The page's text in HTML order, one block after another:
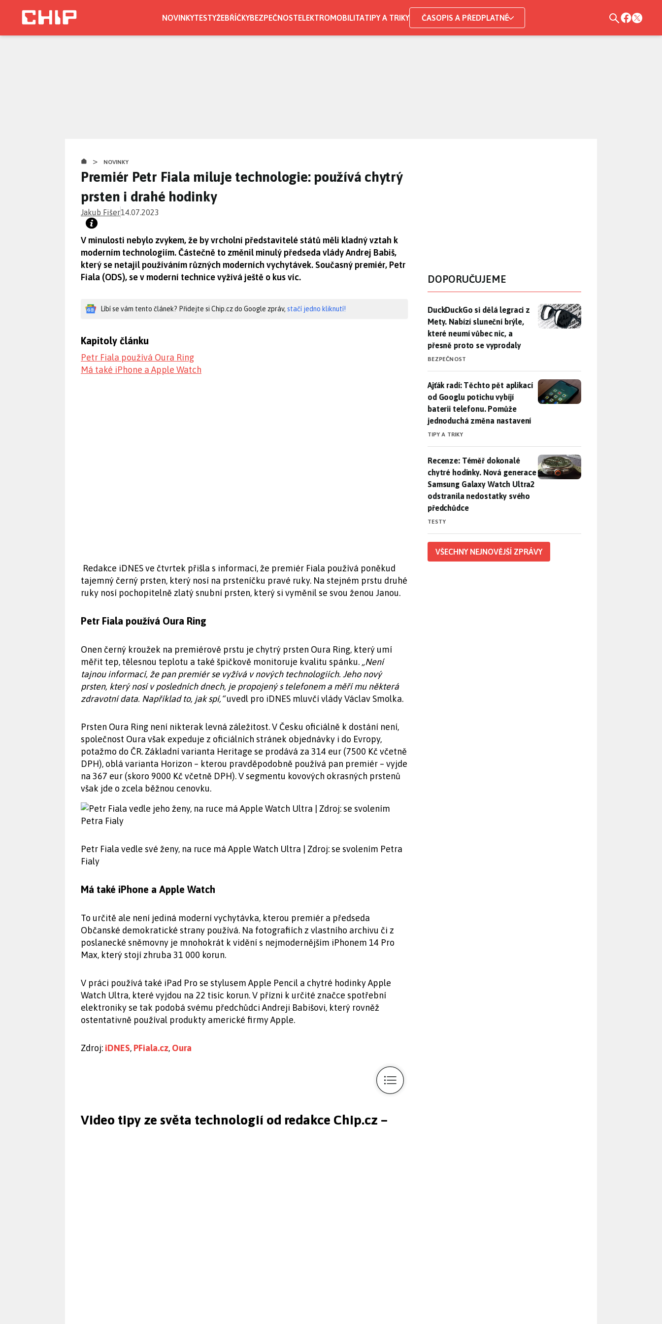
NOVINKYTESTYŽEBŘÍČKYBEZPEČNOSTELEKTROMOBILITATIPY A TRIKY ČASOPIS A PŘEDPLATNÉ
> NOVINKY
Premiér Petr Fiala miluje technologie: používá chytrý
prsten i drahé hodinky
Jakub Fišer14.07.2023
V minulosti nebylo zvykem, že by vrcholní představitelé států měli kladný vztah k
moderním technologiím. Částečně to změnil minulý předseda vlády Andrej Babiš,
který se netajil používáním různých moderních vychytávek. Současný premiér, Petr
Fiala (ODS), se v moderní technice vyžívá ještě o kus víc.
Líbí se vám tento článek? Přidejte si Chip.cz do Google zpráv, stačí jedno kliknutí!
Kapitoly článku
Petr Fiala používá Oura Ring
Má také iPhone a Apple Watch
Redakce iDNES ve čtvrtek přišla s informací, že premiér Fiala používá poněkud
tajemný černý prsten, který nosí na prsteníčku pravé ruky. Na stejném prstu druhé
ruky nosí pochopitelně zlatý snubní prsten, který si vyměnil se svou ženou Janou.
Petr Fiala používá Oura Ring
Onen černý kroužek na premiérově prstu je chytrý prsten Oura Ring, který umí
měřit tep, tělesnou teplotu a také špičkově monitoruje kvalitu spánku. „Není
tajnou informací, že pan premiér se vyžívá v nových technologiích. Jeho nový
prsten, který nosí v posledních dnech, je propojený s telefonem a měří mu některá
zdravotní data. Například to, jak spí,“uvedl pro iDNES mluvčí vlády Václav Smolka.
Prsten Oura Ring není nikterak levná záležitost. V Česku oficiálně k dostání není,
společnost Oura však expeduje z oficiálních stránek objednávky i do Evropy,
potažmo do ČR. Základní varianta Heritage se prodává za 314 eur (7500 Kč včetně
DPH), oblá varianta Horizon – kterou pravděpodobně používá pan premiér – vyjde
na 367 eur (skoro 9000 Kč včetně DPH). V segmentu kovových okrasných prstenů
však jde o zcela běžnou cenovku.
Petr Fiala vedle své ženy, na ruce má Apple Watch Ultra | Zdroj: se svolením Petra
Fialy
Má také iPhone a Apple Watch
To určitě ale není jediná moderní vychytávka, kterou premiér a předseda
Občanské demokratické strany používá. Na fotografiích z vlastního archivu či z
poslanecké sněmovny je mnohokrát k vidění s nejmodernějším iPhonem 14 Pro
Max, který stojí zhruba 31 000 korun.
V práci používá také iPad Pro se stylusem Apple Pencil a chytré hodinky Apple
Watch Ultra, které vyjdou na 22 tisíc korun. V přízni k určité značce spotřební
elektroniky se tak podobá svému předchůdci Andreji Babišovi, který rovněž
ostentativně používal produkty americké firmy Apple.
Zdroj: iDNES, PFiala.cz, Oura
Video tipy ze světa technologií od redakce Chip.cz –
DOPORUČUJEME
DuckDuckGo si dělá legraci z Mety. Nabízí sluneční brýle, které
DuckDuckGo si dělá legraci z
Mety. Nabízí sluneční brýle,
které neumí vůbec nic, a
přesně proto se vyprodaly
BEZPEČNOST
Ajťák radí: Těchto pět aplikací od Googlu potichu vybíjí baterii
Ajťák radí: Těchto pět aplikací
od Googlu potichu vybíjí
baterii telefonu. Pomůže
jednoduchá změna nastavení
TIPY A TRIKY
Recenze: Téměř dokonalé chytré hodinky. Nová generace
Recenze: Téměř dokonalé
chytré hodinky. Nová generace
Samsung Galaxy Watch Ultra2
odstranila nedostatky svého
předchůdce
TESTY
VŠECHNY NEJNOVĚJŠÍ ZPRÁVY